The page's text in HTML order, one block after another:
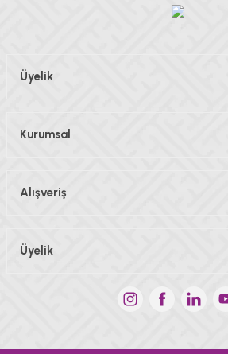
Üyelik
Kurumsal
Alışveriş
Üyelik